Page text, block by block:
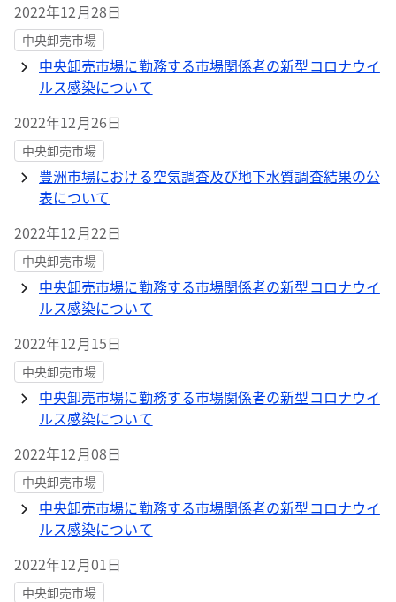
2022年12月28日
中央卸売市場
中央卸売市場に勤務する市場関係者の新型コロナウイ
ルス感染について
2022年12月26日
中央卸売市場
豊洲市場における空気調査及び地下水質調査結果の公
表について
2022年12月22日
中央卸売市場
中央卸売市場に勤務する市場関係者の新型コロナウイ
ルス感染について
2022年12月15日
中央卸売市場
中央卸売市場に勤務する市場関係者の新型コロナウイ
ルス感染について
2022年12月08日
中央卸売市場
中央卸売市場に勤務する市場関係者の新型コロナウイ
ルス感染について
2022年12月01日
中央卸売市場